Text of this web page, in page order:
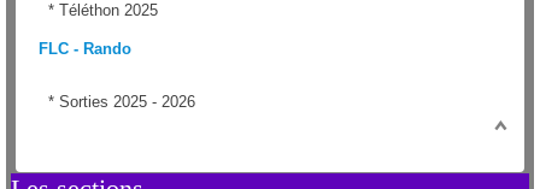
* Téléthon 2025
FLC - Rando
* Sorties 2025 - 2026